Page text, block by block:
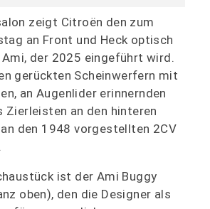
zeigt Citroën den zum
an Front und Heck optisch
der 2025 eingeführt wird.
gerückten Scheinwerfern mit
an Augenlider erinnernden
Zierleisten an den hinteren
den 1948 vorgestellten 2CV
ist der Ami Buggy
oben), den die Designer als